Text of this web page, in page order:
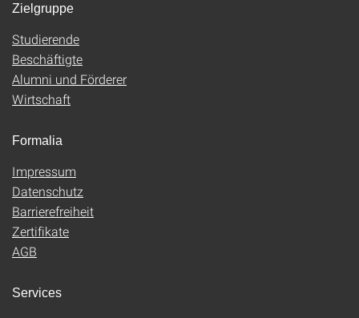
Zielgruppe
Studierende
Beschäftigte
Alumni und Förderer
Wirtschaft
Formalia
Impressum
Datenschutz
Barrierefreiheit
Zertifikate
AGB
Services